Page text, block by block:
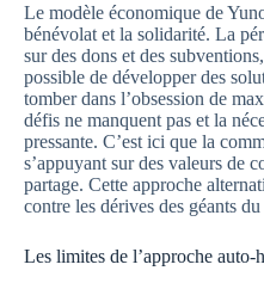
Le modèle économique de
bénévolat et la solidarité. La
sur des dons et des
possible de développer des
tomber dans l’obsession de
défis ne manquent pas et la
pressante. C’est ici que la
s’appuyant sur des valeurs de
partage. Cette approche
contre les dérives des géants
Les limites de l’approche auto-